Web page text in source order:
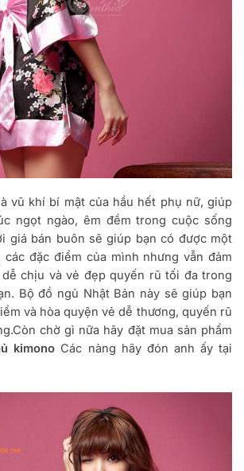
vũ khí bí mật của hầu hết phụ nữ, giúp
ngọt ngào, êm đềm trong cuộc sống
giá bán buôn sẽ giúp bạn có được một
đặc điểm của mình nhưng vẫn đảm
chịu và vẻ đẹp quyến rũ tối đa trong
Bộ đồ ngủ Nhật Bản này sẽ giúp bạn
và hòa quyện vẻ dễ thương, quyến rũ
chờ gì nữa hãy đặt mua sản phẩm
kimono Các nàng hãy đón anh ấy tại